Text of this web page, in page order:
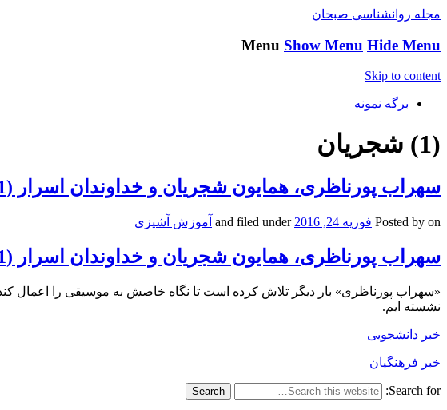
مجله روانشناسی صبحان
Menu Show Menu Hide Menu
Skip to content
برگه نمونه
(1) شجریان
سهراب پورناظری، همایون شجریان و خداوندان اسرار (1)
Posted by on فوریه 24, 2016 and filed under آموزش آشپزی
سهراب پورناظری، همایون شجریان و خداوندان اسرار (1)
«سهراب پورناظری» بار دیگر تلاش کرده است تا نگاه خاصش به موسیقی را اعمال
نشسته ایم.
خبر دانشجویی
خبر فرهنگیان
Search for: